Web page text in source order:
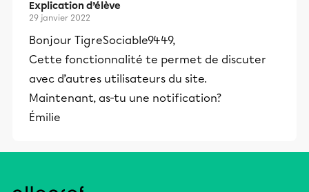
Explication d’élève
29 janvier 2022
Bonjour TigreSociable9449,
Cette fonctionnalité te permet de discuter
avec d’autres utilisateurs du site.
Maintenant, as-tu une notification?
Émilie